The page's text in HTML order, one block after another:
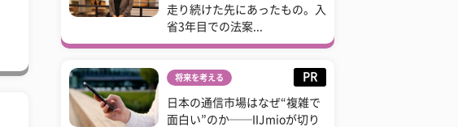
走り続けた先にあったもの。入
省3年目での法案...
将来を考える PR
日本の通信市場はなぜ“複雑で
面白い”のか──IIJmioが切り